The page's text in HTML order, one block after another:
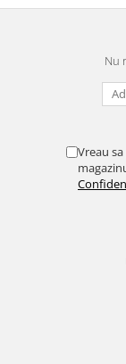
nu o mananca cu
sunt multumit si
Nu
Vreau